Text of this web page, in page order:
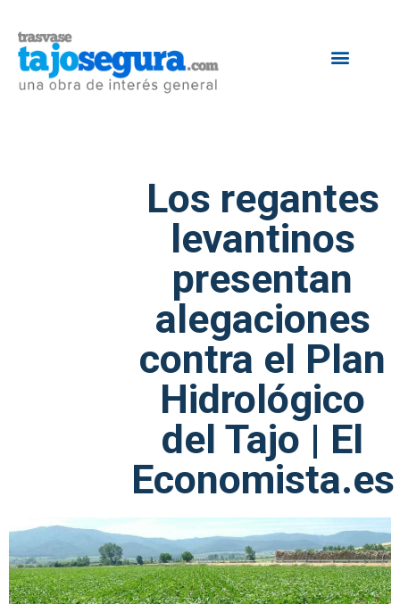
Los regantes
levantinos
presentan
alegaciones
contra el Plan
Hidrológico
del Tajo | El
Economista.es